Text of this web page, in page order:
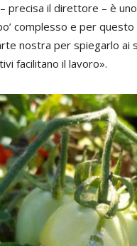
precisa il direttore – è
complesso e per
nostra per spiegarlo ai
facilitano il lavoro».